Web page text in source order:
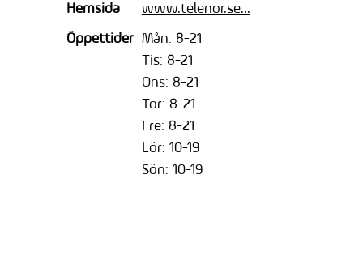
Hemsida
www.telenor.se...
Öppettider Mån: 8-21
Tis: 8-21
Ons: 8-21
Tor: 8-21
Fre: 8-21
Lör: 10-19
Sön: 10-19